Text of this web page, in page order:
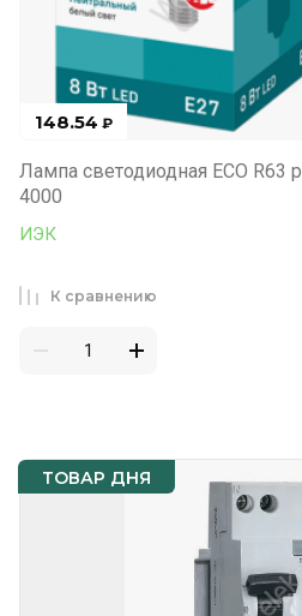
ТОВАР ДНЯ
148.54 ₽
Лампа светодиодная ECO R63
4000
ИЭК
К сравнению